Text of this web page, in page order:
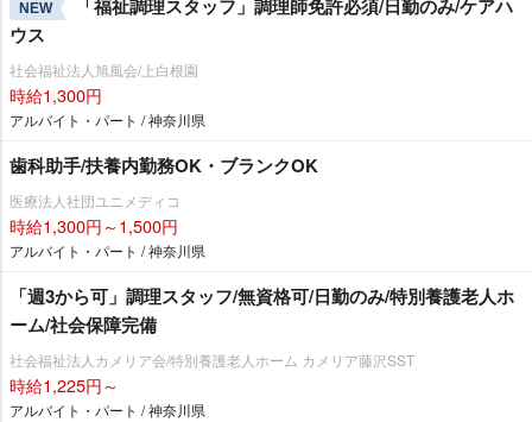
NEW
「福祉調理スタッフ」調理師免許必須/日勤のみ/ケアハ
ウス
社会福祉法人旭風会/上白根園
時給1,300円
アルバイト・パート / 神奈川県
歯科助手/扶養内勤務OK・ブランクOK
医療法人社団ユニメディコ
時給1,300円～1,500円
アルバイト・パート / 神奈川県
「週3から可」調理スタッフ/無資格可/日勤のみ/特別養護老人ホ
ーム/社会保障完備
社会福祉法人カメリア会/特別養護老人ホーム カメリア藤沢SST
時給1,225円～
アルバイト・パート / 神奈川県